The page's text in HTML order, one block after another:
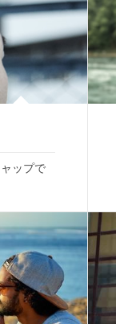
ップで